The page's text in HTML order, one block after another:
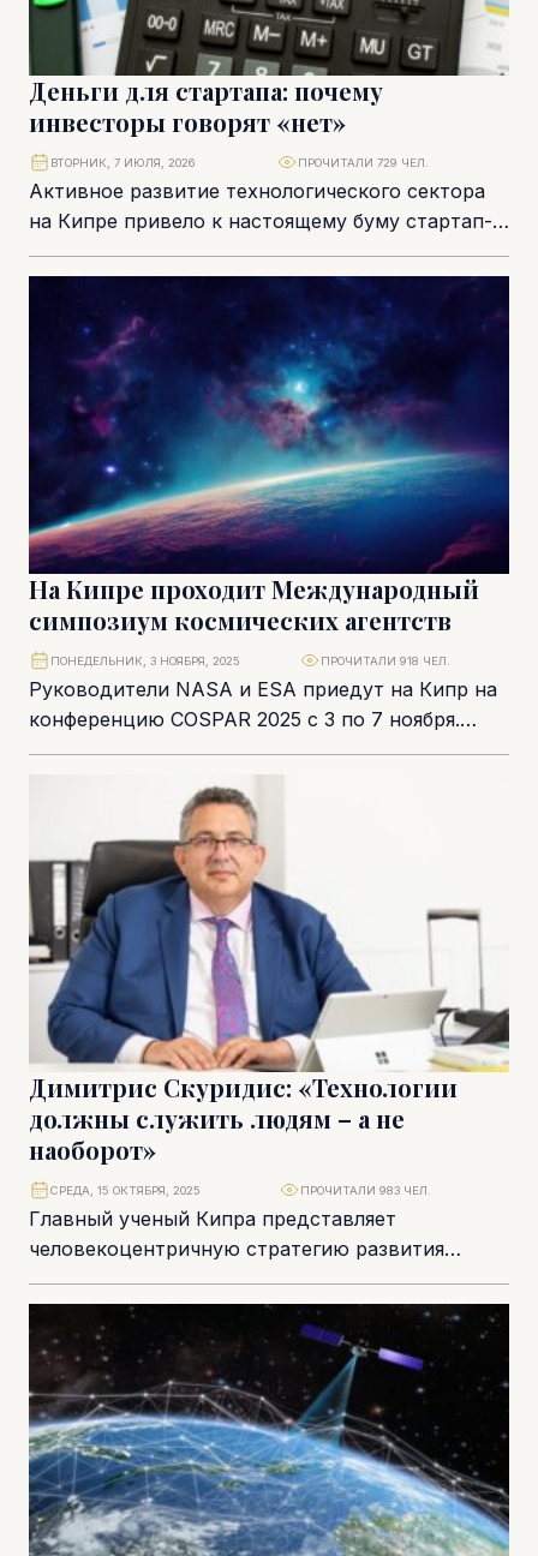
Деньги для стартапа: почему
инвесторы говорят «нет»
Активное развитие технологического сектора
на Кипре привело к настоящему буму стартап-
культуры на острове. Свои собственные
проекты по созданию новых Uber...
ВТОРНИК, 7 ИЮЛЯ, 2026 ПРОЧИТАЛИ 729 ЧЕЛ.
На Кипре проходит Международный
симпозиум космических агентств
Руководители NASA и ESA приедут на Кипр на
конференцию COSPAR 2025 c 3 по 7 ноября.
Более 90 организаций примут...
ПОНЕДЕЛЬНИК, 3 НОЯБРЯ, 2025 ПРОЧИТАЛИ 918 ЧЕЛ.
Димитрис Скуридис: «Технологии
должны служить людям – а не
наоборот»
Главный ученый Кипра представляет
человекоцентричную стратегию развития
науки, исследований и инноваций. Благодаря ей
к 2035 году страна значительно усилит свои...
СРЕДА, 15 ОКТЯБРЯ, 2025 ПРОЧИТАЛИ 983 ЧЕЛ.